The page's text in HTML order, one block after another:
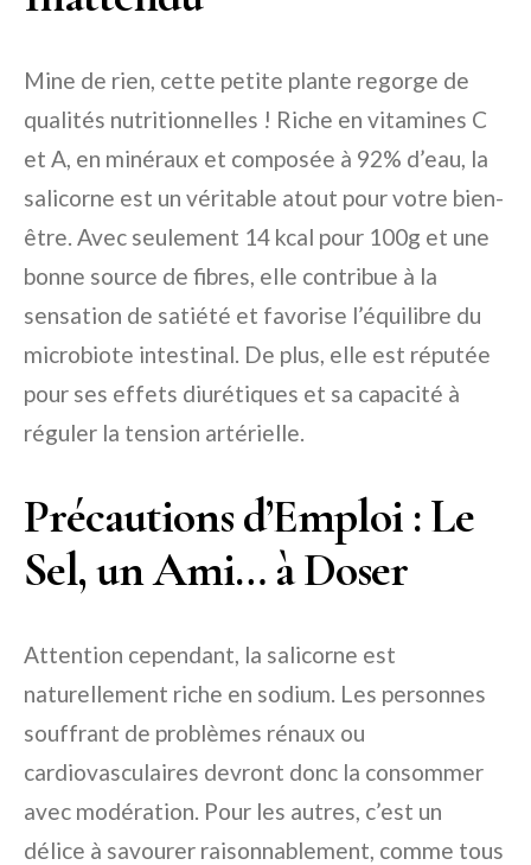
Mine de rien, cette petite plante regorge de
qualités nutritionnelles ! Riche en vitamines C
et A, en minéraux et composée à 92% d’eau, la
salicorne est un véritable atout pour votre bien-
être. Avec seulement 14 kcal pour 100g et une
bonne source de fibres, elle contribue à la
sensation de satiété et favorise l’équilibre du
microbiote intestinal. De plus, elle est réputée
pour ses effets diurétiques et sa capacité à
réguler la tension artérielle.
Précautions d’Emploi : Le
Sel, un Ami… à Doser
Attention cependant, la salicorne est
naturellement riche en sodium. Les personnes
souffrant de problèmes rénaux ou
cardiovasculaires devront donc la consommer
avec modération. Pour les autres, c’est un
délice à savourer raisonnablement, comme tous